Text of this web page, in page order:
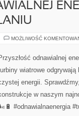
MOŻLIWOŚĆ
odnawialnej
wiatrowe
energii.
w naszym
#odnawialnaenergia